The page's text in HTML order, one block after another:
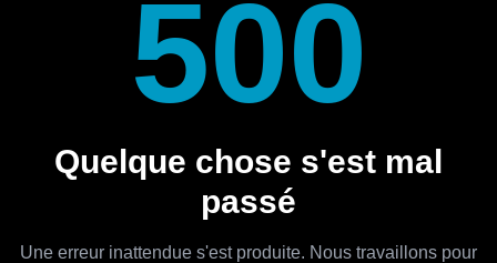
500
Quelque chose s'est mal
passé
Une erreur inattendue s'est produite. Nous travaillons pour